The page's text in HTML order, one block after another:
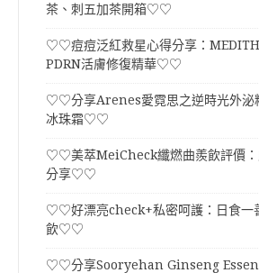
茶、刺五加茶開箱♡♡
♡♡痘痘泛紅救星心得分享：
PDRN活膚修復精華♡♡
♡♡分享Arenes愛霓思之逆時光外泌
冰珠霜♡♡
♡♡美萃MeiCheck纖燃曲羨飲評價：
分享♡♡
♡♡好漂亮check+私密呵護：日食一
飲♡♡
♡♡分享Sooryehan Ginseng